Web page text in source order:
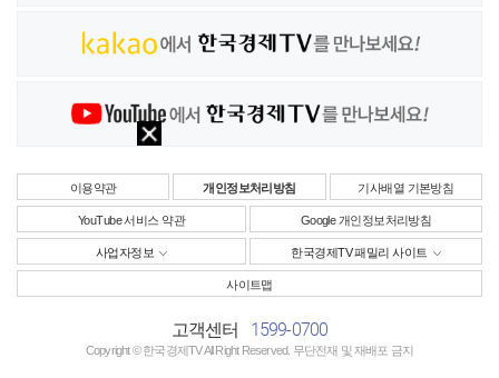
이용약관 개인정보처리방침 기사배열 기본방침
YouTube 서비스 약관 Google 개인정보처리방침
사업자정보 한국경제TV 패밀리 사이트
사이트맵
고객센터 1599-0700
Copyright © 한국경제TV All Right Reserved. 무단전재 및 재배포 금지